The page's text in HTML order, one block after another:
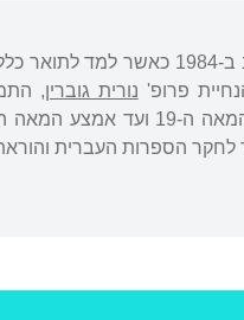
נולד וגדל בתל אביב. למד בתיכון "עירוני א"'. החל את לימודיו
נורית גוברין,